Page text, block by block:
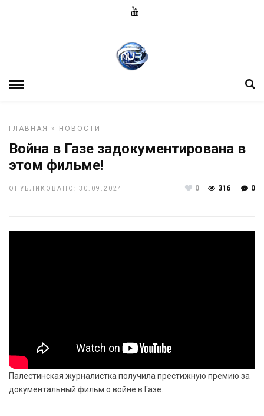
ГЛАВНАЯ » НОВОСТИ
Война в Газе задокументирована в
этом фильме!
ОПУБЛИКОВАНО: 30.09.2024 0
316
0
Палестинская журналистка получила престижную премию за
документальный фильм о войне в Газе.